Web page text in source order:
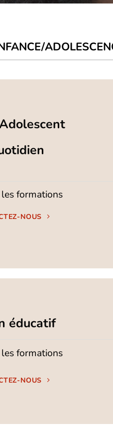
formations
NOUS
éducatif
formations
NOUS